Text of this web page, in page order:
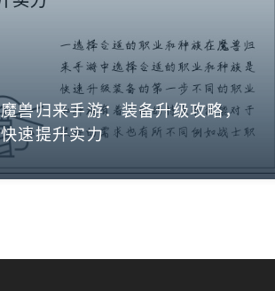
魔兽归来手游：装备升级攻略，
快速提升实力